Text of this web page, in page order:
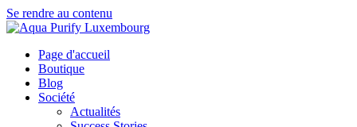
Se rendre au contenu
Page d'accueil
Boutique
Blog
Société
Actualités